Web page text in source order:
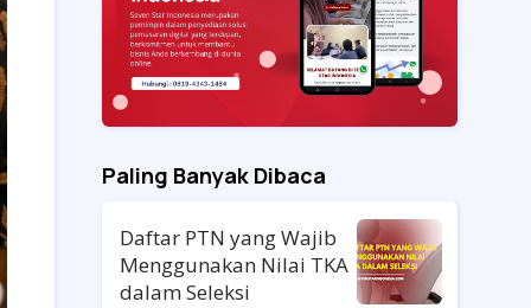
Paling Banyak Dibaca
Daftar PTN yang Wajib
Menggunakan Nilai TKA
dalam Seleksi